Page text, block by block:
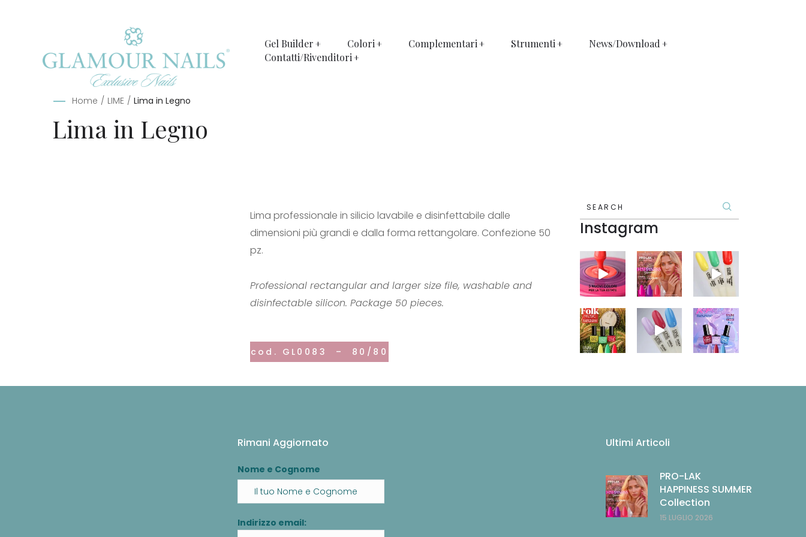
Gel Builder Colori Complementari Strumenti
News/Download
Contatti/Rivenditori
Home / LIME / Lima in Legno
Lima in Legno
Lima professionale in silicio lavabile e disinfettabile dalle
dimensioni più grandi e dalla forma rettangolare. Confezione 50
pz.
Professional rectangular and larger size file, washable and
disinfectable silicon. Package 50 pieces.
cod. GL0083 – 80/80
SEARCH
Instagram
Rimani Aggiornato
Nome e Cognome
Indirizzo email:
Ultimi Articoli
15 LUGLIO 2026
PRO-LAK
HAPPINESS SUMMER
Collection